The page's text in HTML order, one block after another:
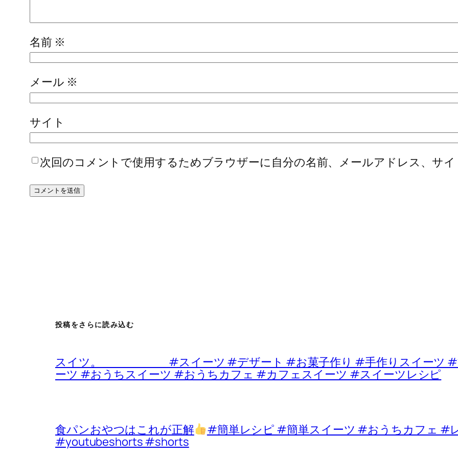
名前 ※
メール ※
サイト
次回のコメントで使用するためブラウザーに自分の名前、メールアドレス、サイ
投稿をさらに読み込む
スイツ。 #スイーツ #デザート #お菓子作り #手作りスイーツ #簡
ーツ #おうちスイーツ #おうちカフェ #カフェスイーツ #スイーツレシピ
食パンおやつはこれが正解
#簡単レシピ #簡単スイーツ #おうちカフェ #
#youtubeshorts #shorts